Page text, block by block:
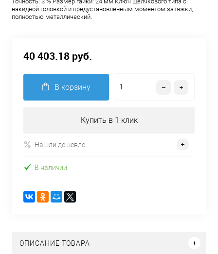
накидной головкой и предустановленным моментом затяжки,
полностью металлический.
40 403.18 руб.
В корзину
Купить в 1 клик
Нашли дешевле
В наличии
ОПИСАНИЕ ТОВАРА